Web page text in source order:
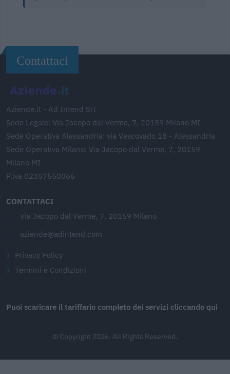
Contattaci
Aziende.it - Ad Intend Srl
Sede Legale: Via Jacopo dal Verme, 7, 20159 Milano MI
Sede Operativa Alessandria: via Vescovado 18 - Alessandria
Sede Operativa Milano: Via Jacopo dal Verme, 7, 20159
Milano MI
P.iva 02357550066
CONTATTACI
Via Jacopo dal Verme, 7, 20159 Milano
aziende@adintend.com
Privacy Policy
Termini e Condizioni
Puoi scaricare il tariffario completo dei servizi cliccando qui
© Copyright 2026. All Rights Reserved.